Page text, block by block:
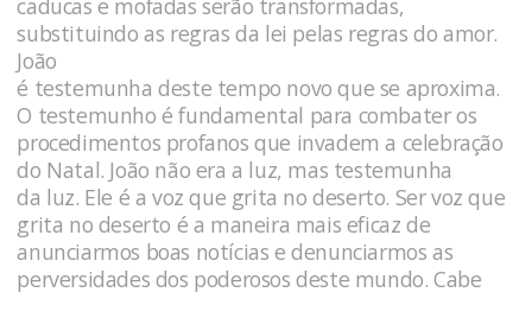
caducas e mofadas serão transformadas,
substituindo as regras da lei pelas regras do amor.
João
é testemunha deste tempo novo que se aproxima.
O testemunho é fundamental para combater os
procedimentos profanos que invadem a celebração
do Natal. João não era a luz, mas testemunha
da luz. Ele é a voz que grita no deserto. Ser voz que
grita no deserto é a maneira mais eficaz de
anunciarmos boas notícias e denunciarmos as
perversidades dos poderosos deste mundo. Cabe